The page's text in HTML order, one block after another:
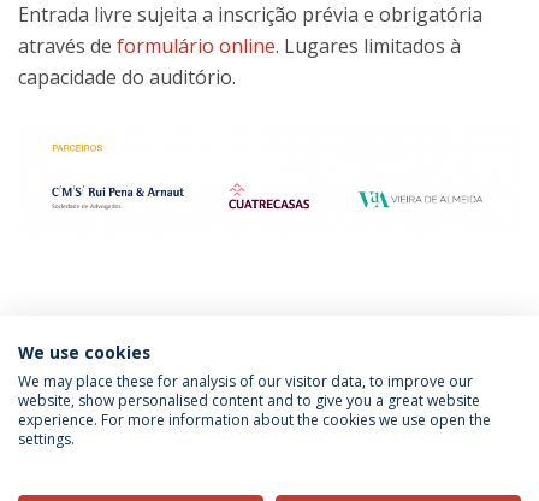
Entrada livre sujeita a inscrição prévia e obrigatória
através de formulário online. Lugares limitados à
capacidade do auditório.
Categories:
Católica Tax
Tax Law Tax Law Católica Next Master's of Laws
Privacy Policy
We use cookies
We may place these for analysis of our visitor data, to improve our
website, show personalised content and to give you a great website
experience. For more information about the cookies we use open the
settings.